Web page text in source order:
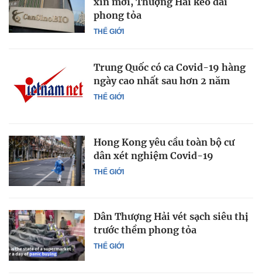
THẾ GIỚI
phong tỏa
THẾ GIỚI
Trung Quốc có ca Covid-19 hàng
ngày cao nhất sau hơn 2 năm
THẾ GIỚI
Hong Kong yêu cầu toàn bộ cư
dân xét nghiệm Covid-19
THẾ GIỚI
Dân Thượng Hải vét sạch siêu thị
trước thềm phong tỏa